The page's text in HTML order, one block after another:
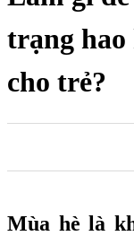
trạng hao
cho trẻ?
Mùa hè là